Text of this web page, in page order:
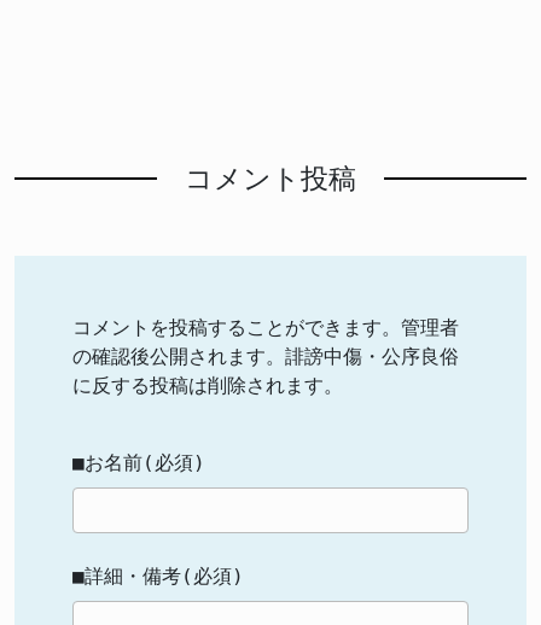
コメント投稿
コメントを投稿することができます。管理者
の確認後公開されます。誹謗中傷・公序良俗
に反する投稿は削除されます。
■お名前(必須)
■詳細・備考(必須)